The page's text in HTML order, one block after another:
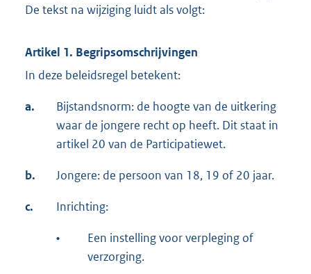
De tekst na wijziging luidt als volgt:
Artikel 1. Begripsomschrijvingen
In deze beleidsregel betekent:
a.
Bijstandsnorm: de hoogte van de uitkering
waar de jongere recht op heeft. Dit staat in
artikel 20 van de Participatiewet.
b. Jongere: de persoon van 18, 19 of 20 jaar.
c. Inrichting:
•
Een instelling voor verpleging of
verzorging.